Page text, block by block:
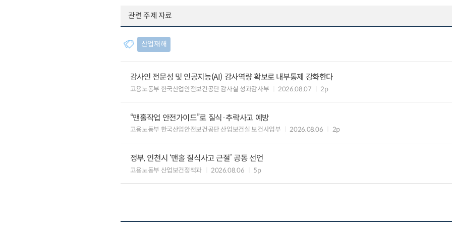
관련 주제 자료
산업재해
감사인 전문성 및 인공지능(AI) 감사역량 확보로 내부통제 강화한다
고용노동부 한국산업안전보건공단 감사실 성과감사부 2026.08.07 2p
“맨홀작업 안전가이드”로 질식·추락사고 예방
고용노동부 한국산업안전보건공단 산업보건실 보건사업부 2026.08.06 2p
정부, 인천시 ‘맨홀 질식사고 근절’ 공동 선언
고용노동부 산업보건정책과 2026.08.06 5p